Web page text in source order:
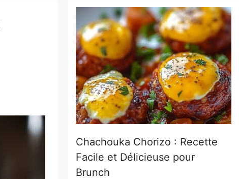
Chachouka Chorizo : Recette
Facile et Délicieuse pour
Brunch